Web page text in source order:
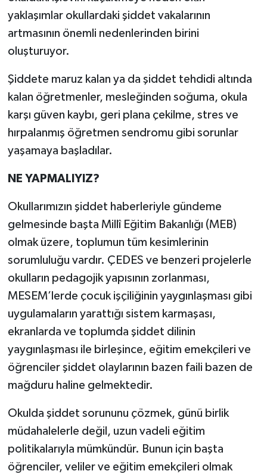
yaklaşımlar okullardaki şiddet vakalarının
artmasının önemli nedenlerinden birini
oluşturuyor.
Şiddete maruz kalan ya da şiddet tehdidi altında
kalan öğretmenler, mesleğinden soğuma, okula
karşı güven kaybı, geri plana çekilme, stres ve
hırpalanmış öğretmen sendromu gibi sorunlar
yaşamaya başladılar.
NE YAPMALIYIZ?
Okullarımızın şiddet haberleriyle gündeme
gelmesinde başta Millî Eğitim Bakanlığı (MEB)
olmak üzere, toplumun tüm kesimlerinin
sorumluluğu vardır. ÇEDES ve benzeri projelerle
okulların pedagojik yapısının zorlanması,
MESEM’lerde çocuk işçiliğinin yaygınlaşması gibi
uygulamaların yarattığı sistem karmaşası,
ekranlarda ve toplumda şiddet dilinin
yaygınlaşması ile birleşince, eğitim emekçileri ve
öğrenciler şiddet olaylarının bazen faili bazen de
mağduru haline gelmektedir.
Okulda şiddet sorununu çözmek, günü birlik
müdahalelerle değil, uzun vadeli eğitim
politikalarıyla mümkündür. Bunun için başta
öğrenciler, veliler ve eğitim emekçileri olmak